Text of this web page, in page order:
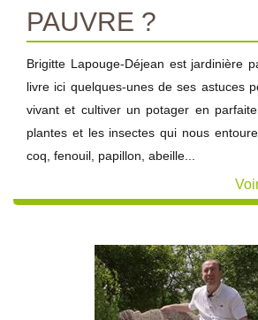
PAUVRE ?
Brigitte Lapouge-Déjean est jardinière
livre ici quelques-unes de ses astuces
vivant et cultiver un potager en
plantes et les insectes qui nous
coq, fenouil, papillon, abeille...